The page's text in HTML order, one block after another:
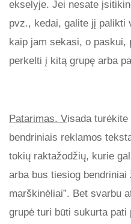
ekselyje. Jei nesate
pvz., kedai, galite jį palikti
kaip jam sekasi, o paskui,
perkelti į kitą grupę arba
Patarimas. Visada
bendriniais reklamos
tokių raktažodžių, kurie
arba bus tiesiog bendriniai
marškinėliai”. Bet svarbu
grupė turi būti sukurta